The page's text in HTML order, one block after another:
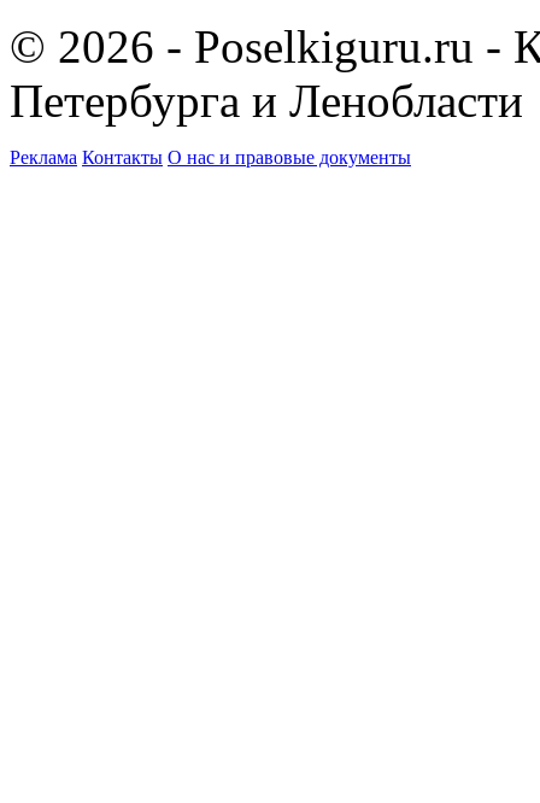
© 2026 - Poselkiguru.ru -
Петербурга и Ленобласти
Реклама Контакты О нас и правовые документы